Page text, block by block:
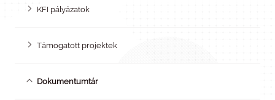
KFI pályázatok
Támogatott projektek
Dokumentumtár